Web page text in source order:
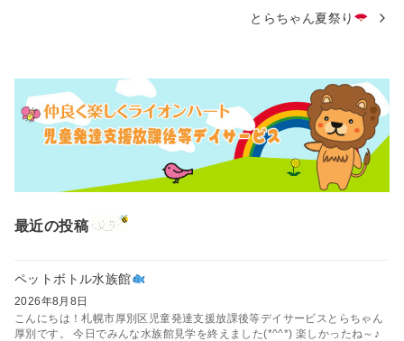
とらちゃん夏祭り
最近の投稿
ペットボトル水族館
2026年8月8日
こんにちは！札幌市厚別区児童発達支援放課後等デイサービスとらちゃん
厚別です。 今日でみんな水族館見学を終えました(*^^*) 楽しかったね～♪